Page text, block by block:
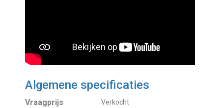
Algemene specificaties
Vraagprijs Verkocht